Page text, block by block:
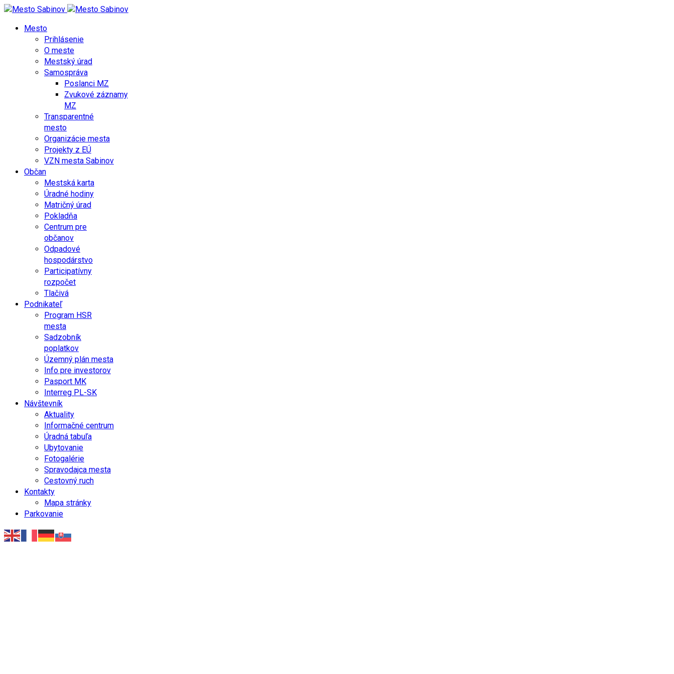
Mesto
Prihlásenie
O meste
Mestský úrad
Samospráva
Poslanci MZ
Zvukové záznamy
MZ
Transparentné
mesto
Organizácie mesta
Projekty z EÚ
VZN mesta Sabinov
Občan
Mestská karta
Úradné hodiny
Matričný úrad
Pokladňa
Centrum pre
občanov
Odpadové
hospodárstvo
Participatívny
rozpočet
Tlačivá
Podnikateľ
Program HSR
mesta
Sadzobník
poplatkov
Územný plán mesta
Info pre investorov
Pasport MK
Interreg PL-SK
Návštevník
Aktuality
Informačné centrum
Úradná tabuľa
Ubytovanie
Fotogalérie
Spravodajca mesta
Cestovný ruch
Kontakty
Mapa stránky
Parkovanie